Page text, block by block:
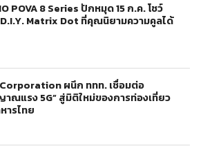
POVA 8 Series ปักหมุด 15 ก.ค. โชว์
Matrix Dot ที่คุณนิยามความคูลได้
ผนึก ททท. เชื่อมต่อ
ณแรง 5G” สู่มิติใหม่ของการท่องเที่ยว
ารไทย